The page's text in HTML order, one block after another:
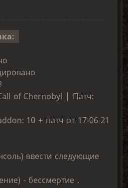
of Chernobyl | Патч:
10 + патч от 17-06-21
ввести следующие
- бессмертие .